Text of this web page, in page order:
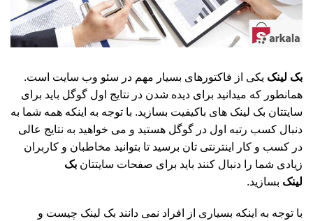
بک لینک یکی از فاکتورهای بسیار مهم در سئو وب سایت است.
همانطور که میدانید برای دیده شدن در نتایج اول گوگل باید برای
سایتتان بک لینک های باکیفیت بسازید. با توجه به اینکه همه شما به
دنبال کسب رتبه اول در گوگل هستید و می خواهید به نتایج عالی
در کسب و کار اینترنتی تان برسید تا بتوانید مخاطبان و کاربران
زیادی شما را دنبال کنند باید برای صفحات سایتتان بک
لینک بسازید.
با توجه به اینکه بسیاری از افراد نمی دانند بک لینک چیست و